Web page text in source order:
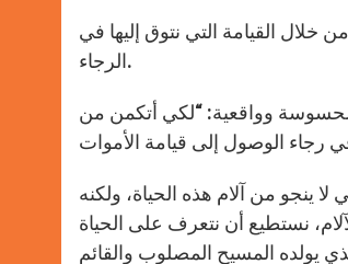
خلال القيامة التي نتوق إليها في
الرجاء.
وواقعية: “لكي أتكمن من
ينجو من آلام هذه الحياة، ولكنه
نستطيع أن نتعرف على الحياة